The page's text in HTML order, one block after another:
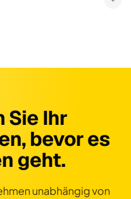
Sie Ihr
bevor es
geht.
unabhängig von